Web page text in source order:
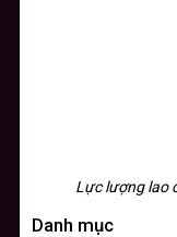
Lực lượng lao
Danh mục